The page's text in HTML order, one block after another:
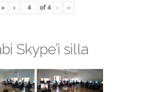
« ‹ of4 › »
Skype’i silla